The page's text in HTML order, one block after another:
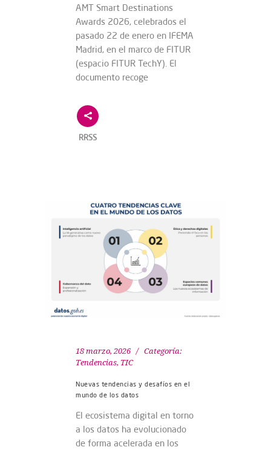
AMT Smart Destinations
Awards 2026, celebrados el
pasado 22 de enero en IFEMA
Madrid, en el marco de FITUR
(espacio FITUR TechY). El
documento recoge
RRSS
18 marzo, 2026
Categoría:
Tendencias, TIC
Nuevas tendencias y desafíos en el
mundo de los datos
El ecosistema digital en torno
a los datos ha evolucionado
de forma acelerada en los